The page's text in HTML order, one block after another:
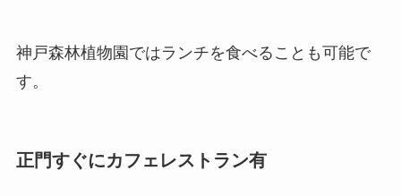
神戸森林植物園ではランチを食べることも可能で
す。
正門すぐにカフェレストラン有